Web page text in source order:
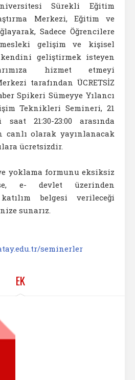
Sürekli Eğitim
Merkezi, Eğitim ve
Sadece Öğrencilere
gelişim ve kişisel
geliştirmek isteyen
hizmet etmeyi
tarafından ÜCRETSİZ
Spikeri Sümeyye Yılancı
Teknikleri Semineri, 21
21:30-23:00 arasında
canlı olarak yayınlanacak
ücretsizdir.
yoklama formunu eksiksiz
e- devlet üzerinden
belgesi verileceği
sunarız.
seminerler
EK